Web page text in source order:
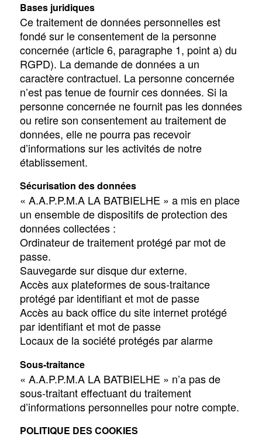
Bases juridiques
Ce traitement de données personnelles est
fondé sur le consentement de la personne
concernée (article 6, paragraphe 1, point a) du
RGPD). La demande de données a un
caractère contractuel. La personne concernée
n’est pas tenue de fournir ces données. Si la
personne concernée ne fournit pas les données
ou retire son consentement au traitement de
données, elle ne pourra pas recevoir
d’informations sur les activités de notre
établissement.
Sécurisation des données
« A.A.P.P.M.A LA BATBIELHE » a mis en place
un ensemble de dispositifs de protection des
données collectées :
Ordinateur de traitement protégé par mot de
passe.
Sauvegarde sur disque dur externe.
Accès aux plateformes de sous-traitance
protégé par identifiant et mot de passe
Accès au back office du site internet protégé
par identifiant et mot de passe
Locaux de la société protégés par alarme
Sous-traitance
« A.A.P.P.M.A LA BATBIELHE » n’a pas de
sous-traitant effectuant du traitement
d’informations personnelles pour notre compte.
POLITIQUE DES COOKIES